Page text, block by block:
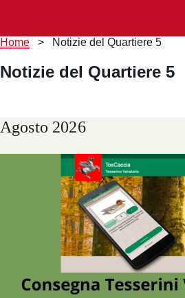
Briciole
pane
Home > Notizie del Quartiere 5
Notizie del Quartiere 5
Agosto 2026